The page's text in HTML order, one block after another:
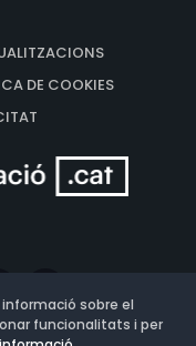
DE COOKIES
sobre el
funcionalitats i per